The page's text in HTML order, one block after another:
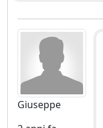
Giuseppe